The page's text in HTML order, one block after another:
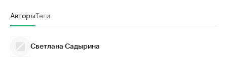
АвторыТеги
Светлана Садырина